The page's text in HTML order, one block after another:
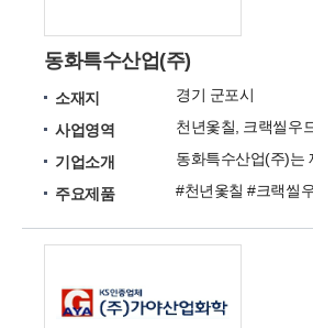
동화특수산업(주)
소재지
경기 군포시
사업영역
기업소개
주요제품